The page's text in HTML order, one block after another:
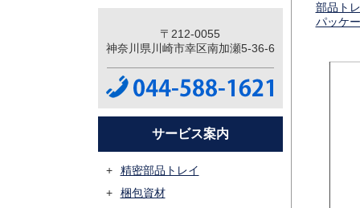
〒212-0055
神奈川県川崎市幸区南加瀬5-36-6
サービス案内
精密部品トレイ
梱包資材
部品ト
パッケ